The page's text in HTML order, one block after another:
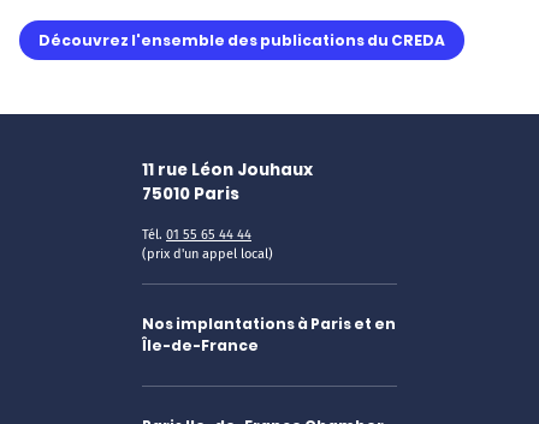
Découvrez l'ensemble des publications du CREDA
11 rue Léon Jouhaux
75010 Paris
Tél. 01 55 65 44 44
(prix d'un appel local)
Nos implantations à Paris et en
Île-de-France